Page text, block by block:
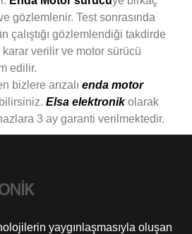
gözlemlenir. Test sonrasında
çalıştığı gözlemlendiği takdirde
verilir ve motor sürücü
edilir.
bizlere arızalı enda motor
Elsa elektronik olarak
3 ay garanti verilmektedir.
yaygınlaşmasıyla oluşan